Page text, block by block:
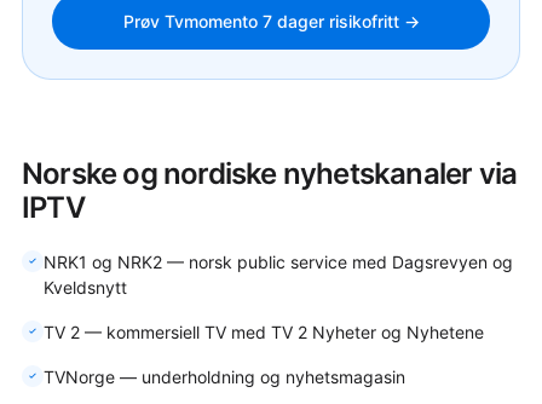
Prøv Tvmomento 7 dager risikofritt →
Norske og nordiske nyhetskanaler via
IPTV
NRK1 og NRK2 — norsk public service med Dagsrevyen og
Kveldsnytt
TV 2 — kommersiell TV med TV 2 Nyheter og Nyhetene
TVNorge — underholdning og nyhetsmagasin